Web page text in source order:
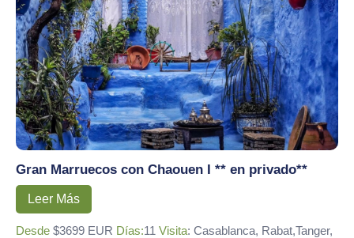
Gran Marruecos con Chaouen I ** en privado**
Leer Más
Desde $3699 EUR Días:11 Visita: Casablanca, Rabat,Tanger,